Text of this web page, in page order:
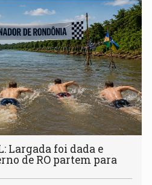
Largada foi dada e
de RO partem para